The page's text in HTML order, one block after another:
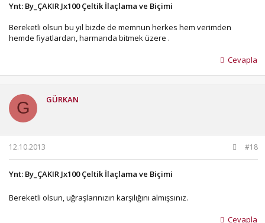
Ynt: By_ÇAKIR Jx100 Çeltik İlaçlama ve Biçimi
Bereketli olsun bu yıl bizde de memnun herkes hem verimden
hemde fiyatlardan, harmanda bitmek üzere .
Cevapla
G GÜRKAN
12.10.2013 #18
Ynt: By_ÇAKIR Jx100 Çeltik İlaçlama ve Biçimi
Bereketli olsun, uğraşlarınızın karşılığını almışsınız.
Cevapla